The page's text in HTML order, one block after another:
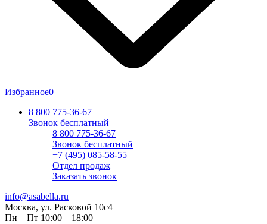
Избранное0
8 800 775-36-67
Звонок бесплатный
8 800 775-36-67
Звонок бесплатный
+7 (495) 085-58-55
Отдел продаж
Заказать звонок
info@asabella.ru
Москва, ул. Расковой 10с4
Пн—Пт 10:00 – 18:00